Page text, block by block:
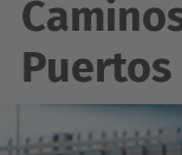
Puertos